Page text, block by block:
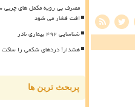
مصرف بی رویه مکمل های
افت فشار می شود
شناسایی ۴۹۲ بیماری نادر
هشدار! دردهای شکمی را ساکت
پربحث ترین ها